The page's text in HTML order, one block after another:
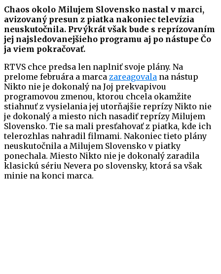
Chaos okolo Milujem Slovensko nastal v marci,
avizovaný presun z piatka nakoniec televízia
neuskutočnila. Prvýkrát však bude s reprízovaním
jej najsledovanejšieho programu aj po nástupe Čo
ja viem pokračovať.
RTVS chce predsa len naplniť svoje plány. Na
prelome februára a marca zareagovala na nástup
Nikto nie je dokonalý na Joj prekvapivou
programovou zmenou, ktorou chcela okamžite
stiahnuť z vysielania jej utorňajšie reprízy Nikto nie
je dokonalý a miesto nich nasadiť reprízy Milujem
Slovensko. Tie sa mali presťahovať z piatka, kde ich
telerozhlas nahradil filmami. Nakoniec tieto plány
neuskutočnila a Milujem Slovensko v piatky
ponechala. Miesto Nikto nie je dokonalý zaradila
klasickú sériu Nevera po slovensky, ktorá sa však
minie na konci marca.